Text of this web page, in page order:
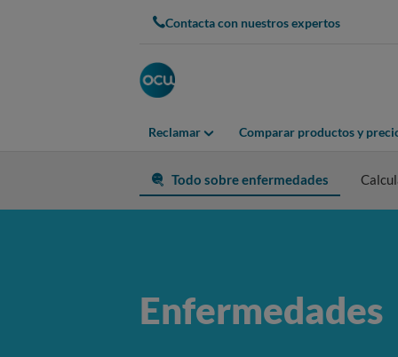
Contacta con nuestros expertos
Reclamar Comparar productos y
Todo sobre enfermedades
Enfermedades